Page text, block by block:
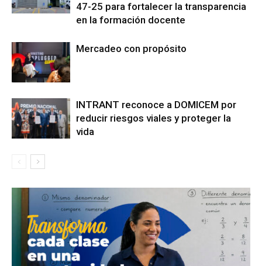
47-25 para fortalecer la transparencia
en la formación docente
Mercadeo con propósito
INTRANT reconoce a DOMICEM por
reducir riesgos viales y proteger la
vida